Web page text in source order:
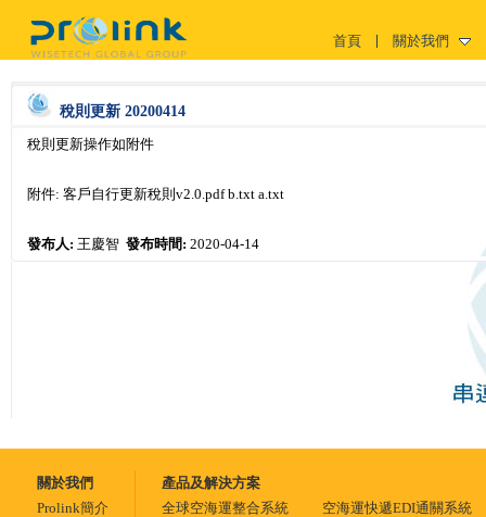
關於我們
首頁
稅則更新 20200414
稅則更新操作如附件
附件: 客戶自行更新稅則v2.0.pdf b.txt a.txt
發布人: 王慶智 發布時間: 2020-04-14
關於我們
Prolink簡介
產品及解決方案
全球空海運整合系統
空海運快遞EDI通關系統